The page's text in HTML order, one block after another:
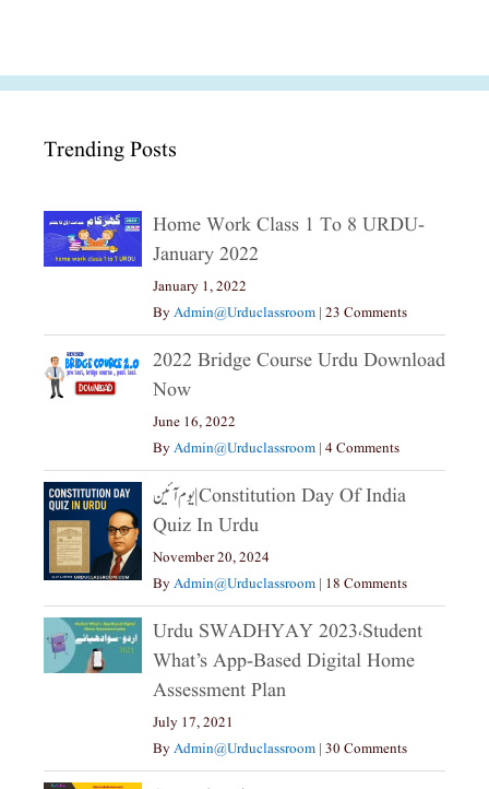
Trending Posts
Home Work Class 1 To 8 URDU-
January 2022
January 1, 2022
ByAdmin@urduclassroom | 23 Comments
2022 Bridge Course Urdu Download
Now
June 16, 2022
ByAdmin@urduclassroom | 4 Comments
یوم آئین|constitution Day Of India
Quiz In Urdu
November 20, 2024
ByAdmin@urduclassroom | 18 Comments
Urdu SWADHYAY 2023،Student
What’s App-Based Digital Home
Assessment Plan
July 17, 2021
ByAdmin@urduclassroom | 30 Comments